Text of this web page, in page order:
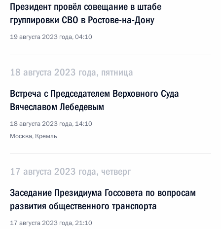
Президент провёл совещание в штабе
группировки СВО в Ростове-на-Дону
19 августа 2023 года, 04:10
18 августа 2023 года, пятница
Встреча с Председателем Верховного Суда
Вячеславом Лебедевым
18 августа 2023 года, 14:10
Москва, Кремль
17 августа 2023 года, четверг
Заседание Президиума Госсовета по вопросам
развития общественного транспорта
17 августа 2023 года, 21:10